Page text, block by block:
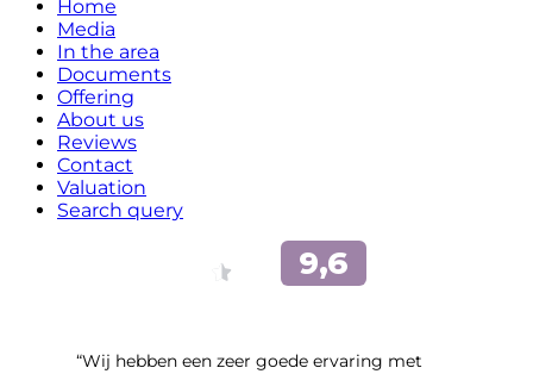
Home
Media
In the area
Documents
Offering
About us
Reviews
Contact
Valuation
Search query
“Wij hebben een zeer goede ervaring met